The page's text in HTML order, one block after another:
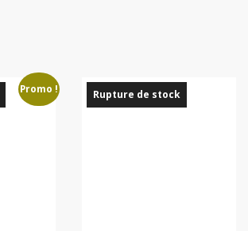
Promo ! Rupture de stock